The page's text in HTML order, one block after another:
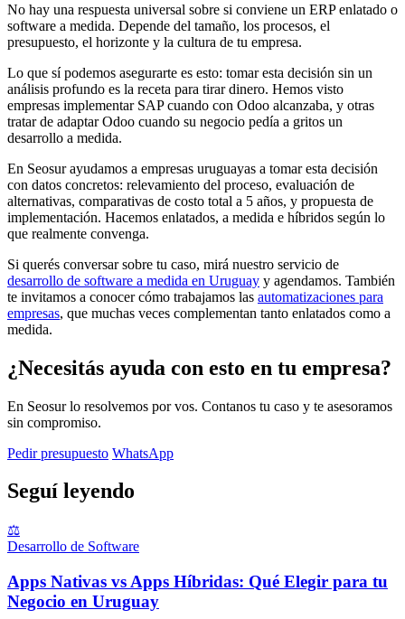
No hay una respuesta universal sobre si conviene un ERP enlatado o
software a medida. Depende del tamaño, los procesos, el
presupuesto, el horizonte y la cultura de tu empresa.
Lo que sí podemos asegurarte es esto: tomar esta decisión sin un
análisis profundo es la receta para tirar dinero. Hemos visto
empresas implementar SAP cuando con Odoo alcanzaba, y otras
tratar de adaptar Odoo cuando su negocio pedía a gritos un
desarrollo a medida.
En Seosur ayudamos a empresas uruguayas a tomar esta decisión
con datos concretos: relevamiento del proceso, evaluación de
alternativas, comparativas de costo total a 5 años, y propuesta de
implementación. Hacemos enlatados, a medida e híbridos según lo
que realmente convenga.
Si querés conversar sobre tu caso, mirá nuestro servicio de
desarrollo de software a medida en Uruguay y agendamos. También
te invitamos a conocer cómo trabajamos las automatizaciones para
empresas, que muchas veces complementan tanto enlatados como a
medida.
¿Necesitás ayuda con esto en tu empresa?
En Seosur lo resolvemos por vos. Contanos tu caso y te asesoramos
sin compromiso.
Pedir presupuesto WhatsApp
Seguí leyendo
⚖️
Desarrollo de Software
Apps Nativas vs Apps Híbridas: Qué Elegir para tu
Negocio en Uruguay